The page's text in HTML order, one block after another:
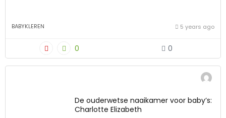
BABYKLEREN 5 years ago
0 0
De ouderwetse naaikamer voor baby’s:
Charlotte Elizabeth